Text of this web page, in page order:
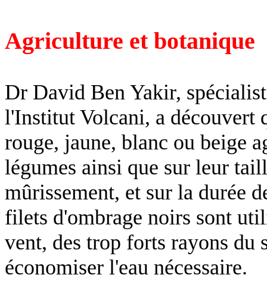
Agriculture et botanique
Dr David Ben Yakir,
l'Institut Volcani, a découvert
rouge, jaune, blanc ou beige
légumes ainsi que sur leur
mûrissement, et sur la durée
filets d'ombrage noirs sont
vent, des trop forts rayons du
économiser l'eau nécessaire.